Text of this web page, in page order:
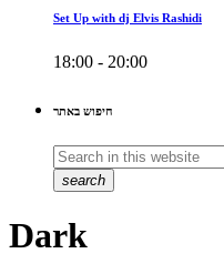
Set Up with dj Elvis Rashidi
18:00 - 20:00
חיפוש באתר
search
Dark